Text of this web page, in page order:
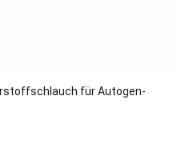
für Autogen-